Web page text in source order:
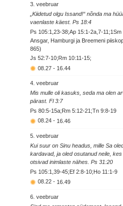
3. veebruar
„Kiidetud olgu Issand!“ nõnda ma
vaenlaste käest. Ps 18:4
Ps 105:1,23-38;Ap 15:1-2a,7-
Ansgar, Hamburgi ja Breemeni
865)
Js 52:7-10;Rm 10:11-15;
08.27 - 16.44
4. veebruar
Mis mulle oli kasuks, seda ma olen
pärast. Fl 3:7
Ps 80:5-15a;Rm 5:12-21;Tn 9:8-19
08.24 - 16.46
5. veebruar
Kui suur on Sinu headus, mille Sa
kardavad, ja oled osutanud neile,
otsivad inimlaste nähes. Ps 31:20
Ps 105:1,39-45;Ef 2:8-10;Ho 11:1-9
08.22 - 16.49
6. veebruar